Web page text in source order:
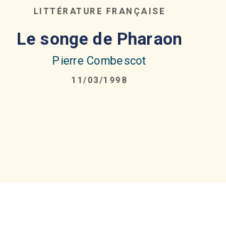
LITTÉRATURE FRANÇAISE
Le songe de Pharaon
Pierre Combescot
11/03/1998